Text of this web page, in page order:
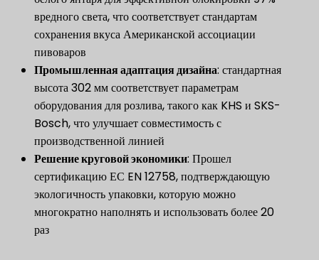
вредного света, что соответствует стандартам
сохранения вкуса Американской ассоциации
пивоваров
Промышленная адаптация дизайна: стандартная
высота 302 мм соответствует параметрам
оборудования для розлива, такого как KHS и SKS-
Bosch, что улучшает совместимость с
производственной линией
Решение круговой экономики: Прошел
сертификацию ЕС EN 12758, подтверждающую
экологичность упаковки, которую можно
многократно наполнять и использовать более 20
раз